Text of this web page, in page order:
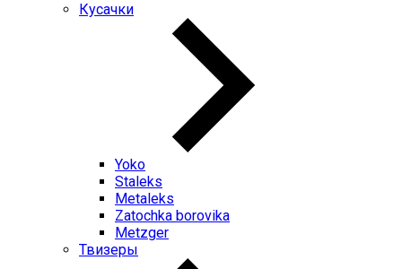
Кусачки
Yoko
Staleks
Metaleks
Zatochka borovika
Metzger
Твизеры